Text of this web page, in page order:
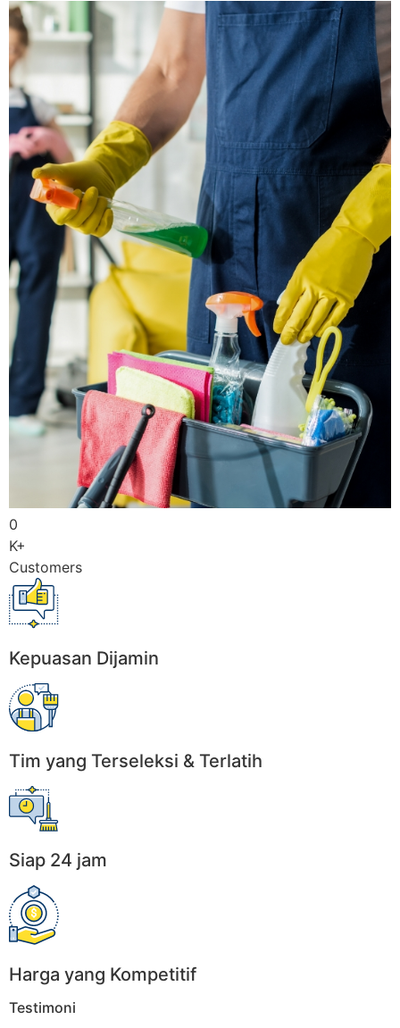
0
K+
Customers
Kepuasan Dijamin
Tim yang Terseleksi & Terlatih
Siap 24 jam
Harga yang Kompetitif
Testimoni